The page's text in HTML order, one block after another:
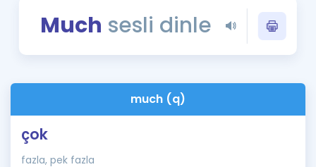
Blog
Much sesli dinle
much (q)
çok
fazla, pek fazla